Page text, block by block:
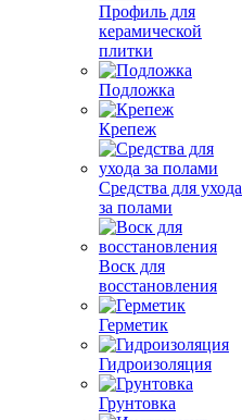
Профиль для
керамической
плитки
Подложка
Крепеж
Средства для ухода
за полами
Воск для
восстановления
Герметик
Гидроизоляция
Грунтовка